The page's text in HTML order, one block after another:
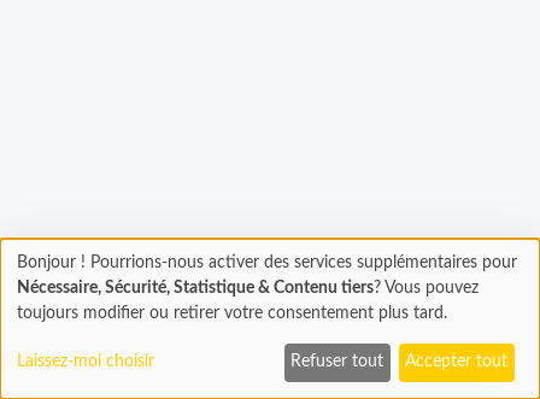
Chargement... Chargement
En cours...
Bonjour ! Pourrions-nous activer des services supplémentaires pour
Nécessaire, Sécurité, Statistique & Contenu tiers? Vous pouvez
toujours modifier ou retirer votre consentement plus tard.
Laissez-moi choisir Refuser tout Accepter tout